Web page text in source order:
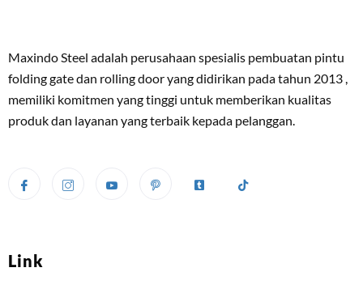
Maxindo Steel adalah perusahaan spesialis pembuatan pintu
folding gate dan rolling door yang didirikan pada tahun 2013 ,
memiliki komitmen yang tinggi untuk memberikan kualitas
produk dan layanan yang terbaik kepada pelanggan.
Link